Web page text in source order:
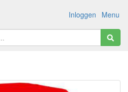
Menu
Inloggen